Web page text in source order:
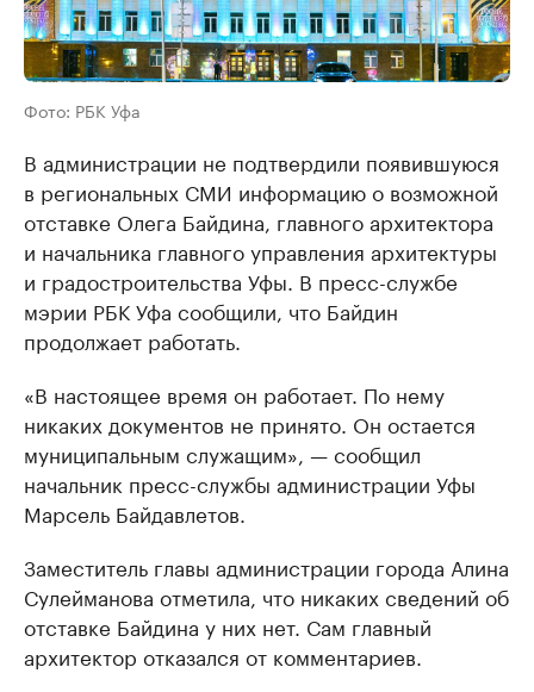
Фото: РБК Уфа
В администрации не подтвердили появившуюся
в региональных СМИ информацию о возможной
отставке Олега Байдина, главного архитектора
и начальника главного управления архитектуры
и градостроительства Уфы. В пресс-службе
мэрии РБК Уфа сообщили, что Байдин
продолжает работать.
«В настоящее время он работает. По нему
никаких документов не принято. Он остается
муниципальным служащим», — сообщил
начальник пресс-службы администрации Уфы
Марсель Байдавлетов.
Заместитель главы администрации города Алина
Сулейманова отметила, что никаких сведений об
отставке Байдина у них нет. Сам главный
архитектор отказался от комментариев.